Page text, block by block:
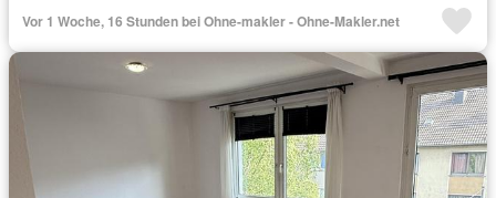
Vor 1 Woche, 16 Stunden bei Ohne-makler - Ohne-Makler.net